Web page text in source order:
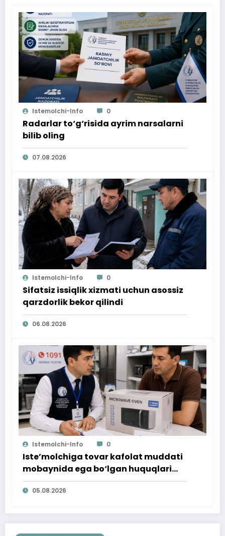
Istemolchi-Info 0
Radarlar to‘g‘risida ayrim narsalarni
bilib oling
07.08.2026
Istemolchi-Info 0
Sifatsiz issiqlik xizmati uchun asossiz
qarzdorlik bekor qilindi
06.08.2026
Istemolchi-Info 0
Iste’molchiga tovar kafolat muddati
mobaynida ega bo‘lgan huquqlari
ta’minlab berildi
05.08.2026